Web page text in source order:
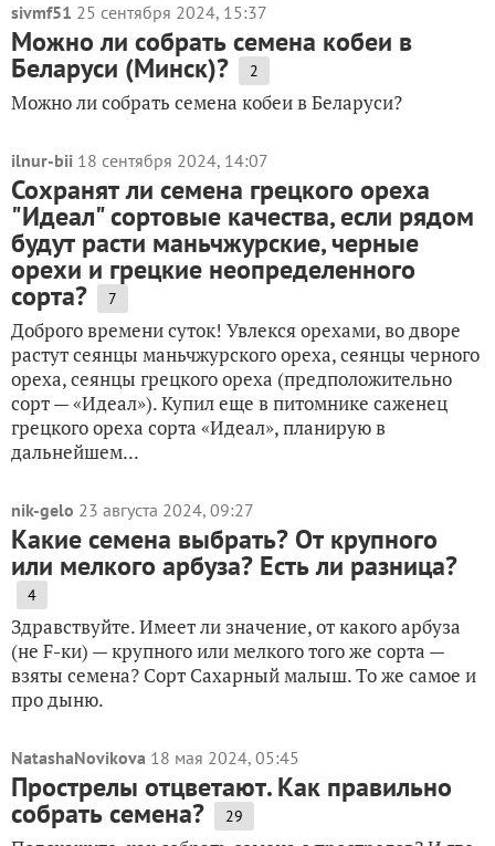
sivmf51 25 сентября 2024, 15:37
Можно ли собрать семена кобеи в
Беларуси (Минск)? 2
Можно ли собрать семена кобеи в Беларуси?
ilnur-bii 18 сентября 2024, 14:07
Сохранят ли семена грецкого ореха
"Идеал" сортовые качества, если рядом
будут расти маньчжурские, черные
орехи и грецкие неопределенного
сорта? 7
Доброго времени суток! Увлекся орехами, во дворе
растут сеянцы маньчжурского ореха, сеянцы черного
ореха, сеянцы грецкого ореха (предположительно
сорт — «Идеал»). Купил еще в питомнике саженец
грецкого ореха сорта «Идеал», планирую в
дальнейшем...
nik-gelo 23 августа 2024, 09:27
Какие семена выбрать? От крупного
или мелкого арбуза? Есть ли разница?
4
Здравствуйте. Имеет ли значение, от какого арбуза
(не F-ки) — крупного или мелкого того же сорта —
взяты семена? Сорт Сахарный малыш. То же самое и
про дыню.
NatashaNovikova 18 мая 2024, 05:45
Прострелы отцветают. Как правильно
собрать семена? 29